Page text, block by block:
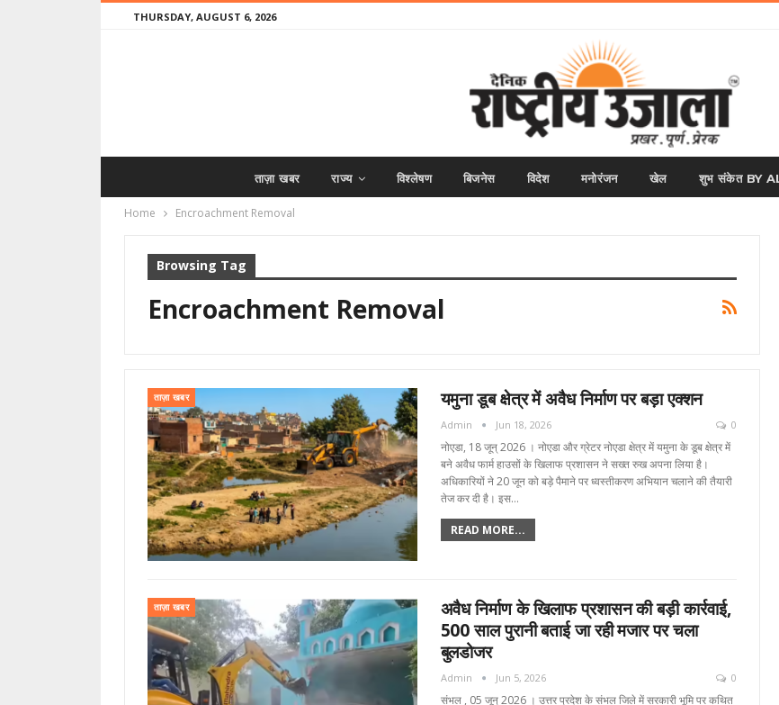
THURSDAY, AUGUST 6, 2026
ताज़ा खबर राज्य विश्लेषण बिजनेस विदेश मनोरंजन खेल शुभ संकेत BY
Home Encroachment Removal
Browsing Tag
Encroachment Removal
ताज़ा खबर यमुना डूब क्षेत्र में अवैध निर्माण पर बड़ा एक्शन
Admin Jun 18, 2026 0
नोएडा, 18 जून्‌ 2026 । नोएडा और ग्रेटर नोएडा क्षेत्र में यमुना के डूब क्षेत्र में
बने अवैध फार्म हाउसों के खिलाफ प्रशासन ने सख्त रुख अपना लिया है।
अधिकारियों ने 20 जून को बड़े पैमाने पर ध्वस्तीकरण अभियान चलाने की तैयारी
तेज कर दी है। इस…
READ MORE...
ताज़ा खबर
अवैध निर्माण के खिलाफ प्रशासन की बड़ी कार्रवाई,
500 साल पुरानी बताई जा रही मजार पर चला
बुलडोजर
Admin Jun 5, 2026 0
संभल , 05 जून्‌ 2026 । उत्तर प्रदेश के संभल जिले में सरकारी भूमि पर कथित